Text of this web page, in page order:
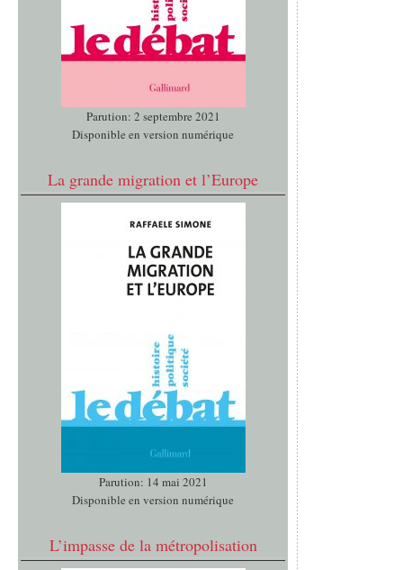
Parution: 2 septembre 2021
Disponible en version numérique
La grande migration et l’Europe
Parution: 14 mai 2021
Disponible en version numérique
L’impasse de la métropolisation